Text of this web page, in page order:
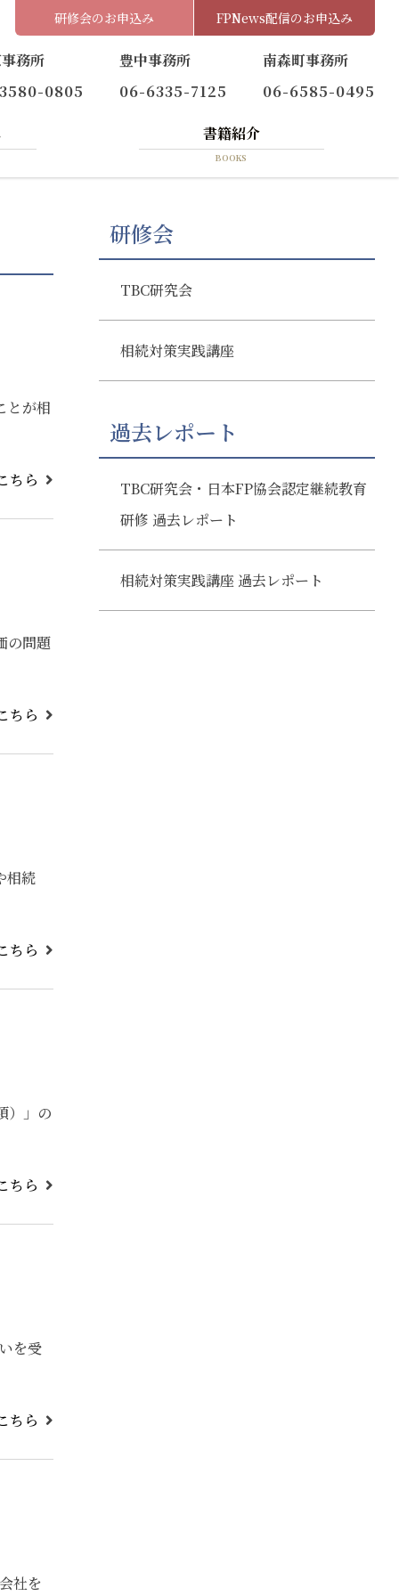
研修会のお申込み FPNews配信のお申込み
務所
0805
豊中事務所
06-6335-7125
南森町事務所
06-6585-0495
書籍紹介
BOOKS
とが相
ちら
の問題
ちら
相続
ちら
）」の
ちら
を受
ちら
社を
研修会
TBC研究会
相続対策実践講座
過去レポート
TBC研究会・日本FP協会認定継続教育
研修 過去レポート
相続対策実践講座 過去レポート